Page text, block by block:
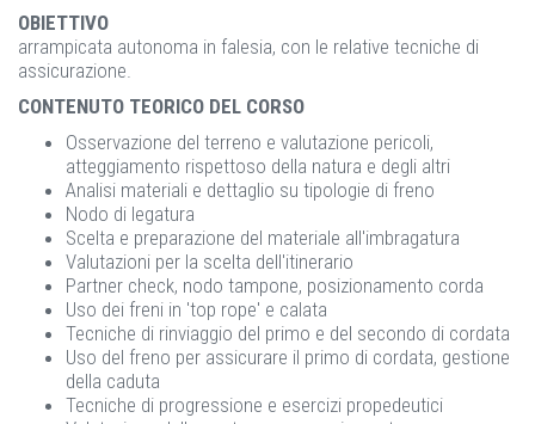
OBIETTIVO
arrampicata autonoma in falesia, con le relative tecniche di
assicurazione.
CONTENUTO TEORICO DEL CORSO
Osservazione del terreno e valutazione pericoli,
atteggiamento rispettoso della natura e degli altri
Analisi materiali e dettaglio su tipologie di freno
Nodo di legatura
Scelta e preparazione del materiale all'imbragatura
Valutazioni per la scelta dell'itinerario
Partner check, nodo tampone, posizionamento corda
Uso dei freni in 'top rope' e calata
Tecniche di rinviaggio del primo e del secondo di cordata
Uso del freno per assicurare il primo di cordata, gestione
della caduta
Tecniche di progressione e esercizi propedeutici